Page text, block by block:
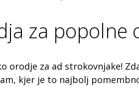
za popolne
orodje za ad strokovnjake!
kjer je to najbolj